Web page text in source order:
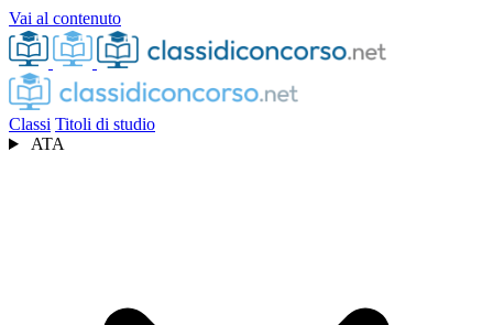
Vai al contenuto
Classi Titoli di studio
ATA